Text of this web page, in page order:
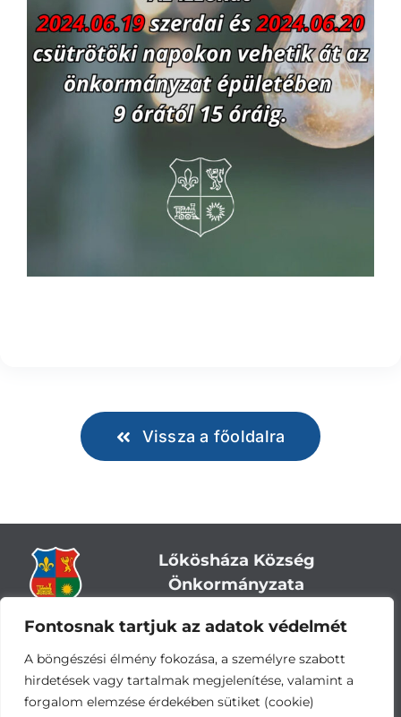
Fontosnak tartjuk az adatok védelmét
A böngészési élmény fokozása, a személyre szabott
hirdetések vagy tartalmak megjelenítése, valamint a
forgalom elemzése érdekében sütiket (cookie)
Vissza a főoldalra
Lőkösháza Község
Önkormányzata
Cím:5743 Lőkösháza, Eleki út 28.
Központi telefonszám:+36 66 244-244
E-mail: titkarsag@lokoshaza.hu
Hivatali Kapu: JZO28